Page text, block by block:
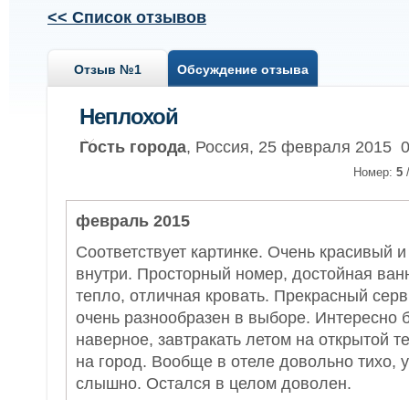
<< Список отзывов
Отзыв №1 Обсуждение отзыва
Неплохой
Гость города, Россия, 25 февраля 2015
Номер: 5
февраль 2015
Соответствует картинке. Очень красивый
внутри. Просторный номер, достойная
тепло, отличная кровать. Прекрасный
очень разнообразен в выборе. Интересно
наверное, завтракать летом на открытой
на город. Вообще в отеле довольно тихо,
слышно. Остался в целом доволен.